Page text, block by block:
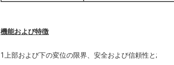
機能および特徴
1上部および下の変位の限界、安全および信頼性と;